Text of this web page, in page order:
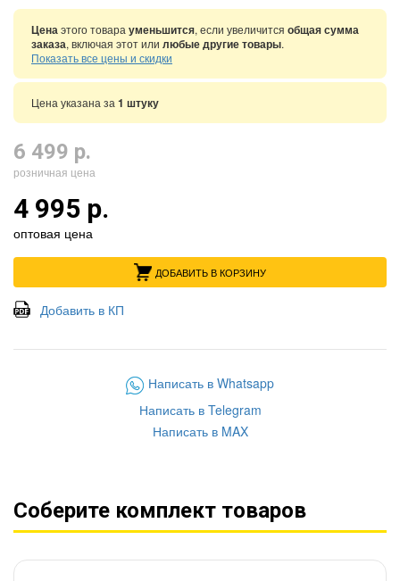
Ценаэтого товара уменьшится, если увеличится общая сумма
заказа, включая этот или любые другие товары.
Показать все цены и скидки
Цена указана за 1 штуку
6 499 р.
розничная цена
4 995 р.
оптовая цена
ДОБАВИТЬ В КОРЗИНУ
Добавить в КП
Написать в Whatsapp
Написать в Telegram
Написать в MAX
Соберите комплект товаров